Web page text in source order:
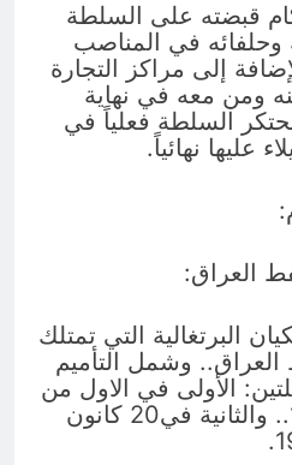
قبضته على السلطة
وحلفائه في المناصب
إلى مراكز التجارة
ومن معه في نهاية
أن يحتكر السلطة فعلياً في
عليها نهائياً.
العراق:
البرتغالية التي تمتلك
العراق.. وشمل التأميم
الأولى في الاول من
حزيران / يونيو /1972.. والثانية في20 كانون